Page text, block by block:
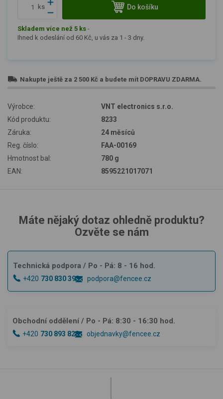
ks Do košíku
Skladem více než 5 ks -
Ihned k odeslání od 60 Kč, u vás za 1 - 3 dny.
Nakupte ještě za 2 500 Kč a budete mít DOPRAVU ZDARMA.
Výrobce:
VNT electronics s.r.o.
Kód produktu:
8233
Záruka:
24 měsíců
Reg. číslo:
FAA-00169
Hmotnost bal:
780 g
EAN:
8595221017071
Máte nějaký dotaz ohledně produktu?
Ozvěte se nám
Technická podpora / Po - Pá: 8 - 16 hod.
+420 730 830 393 podpora@fencee.cz
Obchodní oddělení / Po - Pá: 8:30 - 16:30 hod.
+420 730 893 828 objednavky@fencee.cz